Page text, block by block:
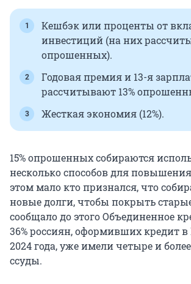
Кешбэк или проценты от
инвестиций (на них
опрошенных).
Годовая премия и 13-я
рассчитывают 13%
Жесткая экономия (12%).
15% опрошенных собираются
несколько способов для
этом мало кто признался, что
новые долги, чтобы покрыть
сообщало до этого Объединенное
36% россиян, оформивших кредит в
2024 года, уже имели четыре и
ссуды.